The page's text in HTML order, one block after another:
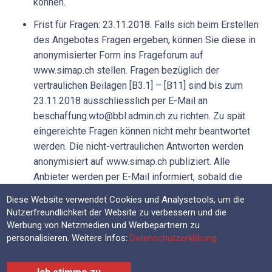
Frist für Fragen: 23.11.2018. Falls sich beim Erstellen
des Angebotes Fragen ergeben, können Sie diese in
anonymisierter Form ins Frageforum auf
www.simap.ch stellen. Fragen bezüglich der
vertraulichen Beilagen [B3.1] – [B11] sind bis zum
23.11.2018 ausschliesslich per E-Mail an
beschaffung.wto@bbl.admin.ch zu richten. Zu spät
eingereichte Fragen können nicht mehr beantwortet
werden. Die nicht-vertraulichen Antworten werden
anonymisiert auf www.simap.ch publiziert. Alle
Anbieter werden per E-Mail informiert, sobald die
Antworten zu den vertraulichen Beilagen werden allen
Anbietern, welche die Vertraulichkeitserklärung
(Anhang 6 [A6]) unterzeichnet und eingereicht haben,
14.1.2019. Bemerkung zur Einreichung der Angebote:
Diese Website verwendet Cookies und Analysetools, um die
Nutzerfreundlichkeit der Website zu verbessern und die
Werbung von Netzmedien und Werbepartnern zu
personalisieren. Weitere Infos:Datenschutzerklärung